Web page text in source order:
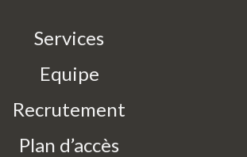
Services
Equipe
Recrutement
Plan d’accès